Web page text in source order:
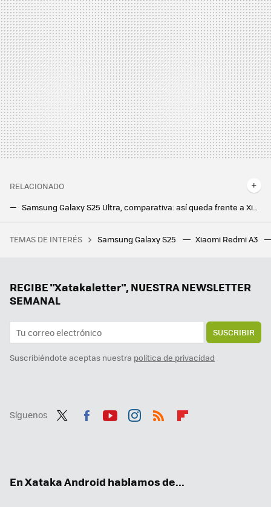
RELACIONADO
Samsung Galaxy S25 Ultra, comparativa: así queda frente a Xiaomi, Realme, Oppo y el resto de la gama alta de Android
El Huawei Mate XT es oficial y hace historia. Es el primer plegable con dos bisagras, también el más caro
Una jardinera ganó más de un millón de euros por el fallo de una web de juegos. Le dijeron que solo le pagarían 20.000, y ha ganado el juicio
TEMAS DE INTERÉS Samsung Galaxy S25 Xiaomi Redmi A3
RECIBE "Xatakaletter", NUESTRA NEWSLETTER
SEMANAL
SUSCRIBIR
Suscribiéndote aceptas nuestra política de privacidad
Síguenos
En Xataka Android hablamos de...